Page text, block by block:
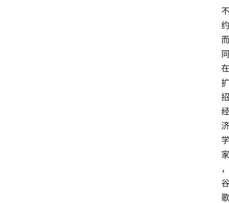
不
约
而
同
在
扩
招
经
济
学
家
，
谷
歌